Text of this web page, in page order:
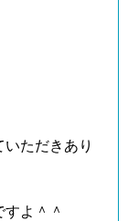
ただきあり
よ＾＾